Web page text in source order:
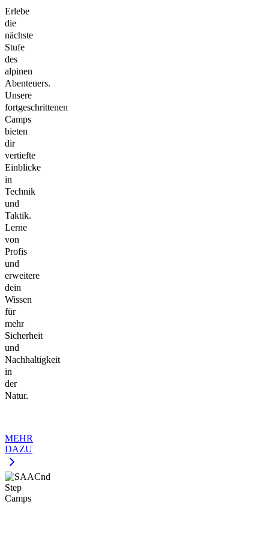
Erlebe
die
nächste
Stufe
des
alpinen
Abenteuers.
Unsere
fortgeschrittenen
Camps
bieten
dir
vertiefte
Einblicke
in
Technik
und
Taktik.
Lerne
von
Profis
und
erweitere
dein
Wissen
für
mehr
Sicherheit
und
Nachhaltigkeit
in
der
Natur.
MEHR
DAZU